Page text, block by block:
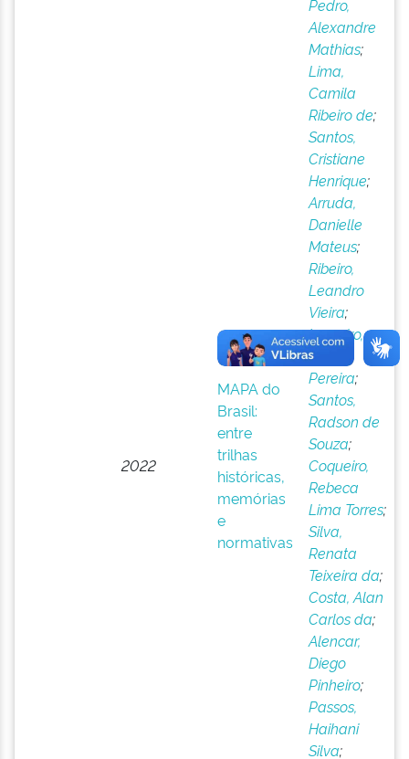
2022
MAPA do
Brasil:
entre
trilhas
históricas,
memórias
e
normativas
Pedro,
Alexandre
Mathias;
Lima,
Camila
Ribeiro de;
Santos,
Cristiane
Henrique;
Arruda,
Danielle
Mateus;
Ribeiro,
Leandro
Vieira;
Loureiro,
Pedro
Pereira;
Santos,
Radson de
Souza;
Coqueiro,
Rebeca
Lima Torres;
Silva,
Renata
Teixeira da;
Costa, Alan
Carlos da;
Alencar,
Diego
Pinheiro;
Passos,
Haihani
Silva;